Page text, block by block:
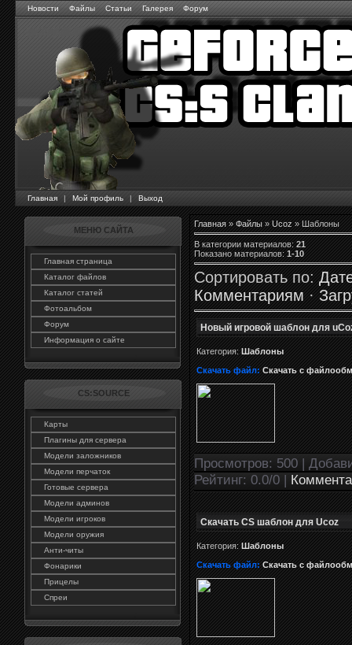
Новости Файлы Статьи Галерея Форум
Главная | Мой профиль | Выход
МЕНЮ САЙТА
Главная страница
Каталог файлов
Каталог статей
Фотоальбом
Форум
Информация о сайте
CS:SOURCE
Карты
Плагины для сервера
Модели заложников
Модели перчаток
Готовые сервера
Модели админов
Модели игроков
Модели оружия
Анти-читы
Фонарики
Прицелы
Спреи
Главная»Файлы»Ucoz» Шаблоны
В категории материалов:21
Показано материалов:1-10
Сортировать по:
Комментариям·
Новый игровой шаблон для
Категория:Шаблоны
Скачать файл: Скачать с
Просмотров: 500 |
Рейтинг: 0.0/0 |
Скачать CS шаблон для Ucoz
Категория:Шаблоны
Скачать файл: Скачать с